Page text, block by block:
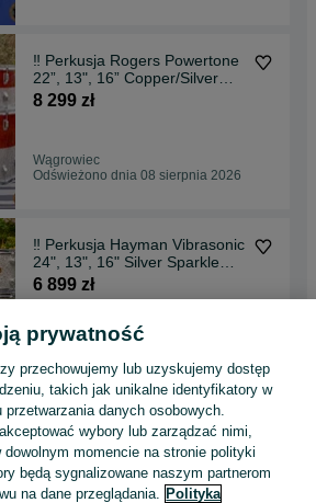
‼️ Perkusja Rogers Powertone
22”, 13", 16” Copper/Silver
Sparkle ‼️
8 299 zł
Wągrowiec
Odświeżono dnia 08 sierpnia 2026
‼️ Perkusja Hayman Vibrasonic
24", 13", 16" Silver Sparkle
Vintage ‼️
6 899 zł
Wągrowiec
Odświeżono dnia 08 sierpnia 2026
‼️ Perkusja Cadeson Royal
Custom 22", 12", 13", 16"
Satin Amber ‼️
3 299 zł
prywatność
przechowujemy lub uzyskujemy dostęp
takich jak unikalne identyfikatory w
danych osobowych.
wybory lub zarządzać nimi,
dowolnym momencie na stronie polityki
będą sygnalizowane naszym partnerom
na dane przeglądania. Polityka